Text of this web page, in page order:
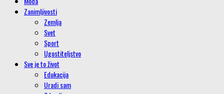
Zanimljivosti
Zemlja
Svet
Sport
Ugostiteljstvo
Sve je to život
Edukacija
Uradi sam